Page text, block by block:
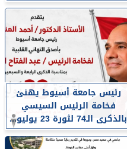
رئيس جامعة أسيوط يهنئ
فخامة الرئيس السيسي
بالذكرى الـ74 لثورة 23 يوليو...